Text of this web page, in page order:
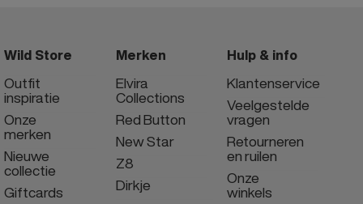
Wild Store
Outfit
inspiratie
Onze
merken
Nieuwe
collectie
Giftcards
Merken
Elvira
Collections
Red Button
New Star
Z8
Dirkje
Hulp & info
Klantenservice
Veelgestelde
vragen
Retourneren
en ruilen
Onze
winkels